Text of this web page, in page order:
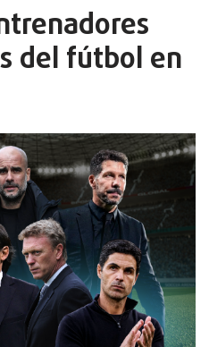
del fútbol en